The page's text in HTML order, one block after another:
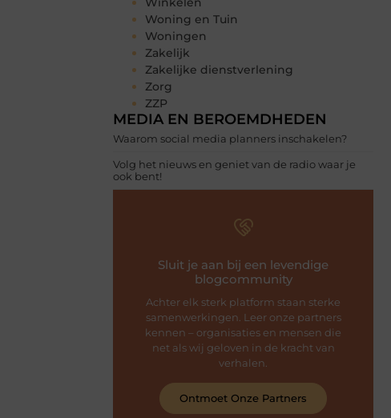
Woning en Tuin
Woningen
Zakelijk
Zakelijke dienstverlening
Zorg
ZZP
MEDIA EN BEROEMDHEDEN
Waarom social media planners inschakelen?
Volg het nieuws en geniet van de radio waar je
ook bent!
Sluit je aan bij een levendige
blogcommunity
Achter elk sterk platform staan sterke
samenwerkingen. Leer onze partners
kennen – organisaties en mensen die
net als wij geloven in de kracht van
verhalen.
Ontmoet Onze Partners